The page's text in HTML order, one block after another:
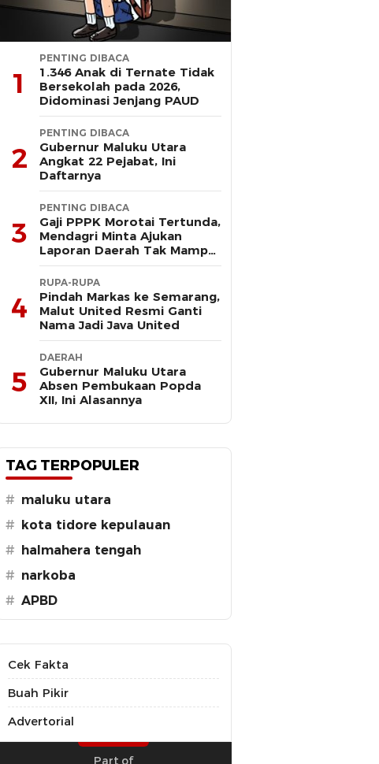
1
PENTING DIBACA
1.346 Anak di Ternate Tidak
Bersekolah pada 2026,
Didominasi Jenjang PAUD
2
PENTING DIBACA
Gubernur Maluku Utara
Angkat 22 Pejabat, Ini
Daftarnya
3
PENTING DIBACA
Gaji PPPK Morotai Tertunda,
Mendagri Minta Ajukan
Laporan Daerah Tak Mampu
Bayar Pegawai
4
RUPA-RUPA
Pindah Markas ke Semarang,
Malut United Resmi Ganti
Nama Jadi Java United
5
DAERAH
Gubernur Maluku Utara
Absen Pembukaan Popda
XII, Ini Alasannya
TAG TERPOPULER
# maluku utara
#
kota tidore kepulauan
#
halmahera tengah
# narkoba
# APBD
Cek Fakta
Buah Pikir
Advertorial